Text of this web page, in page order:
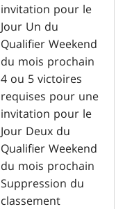
invitation pour le
Jour Un du
Qualifier Weekend
du mois prochain
4 ou 5 victoires
requises pour une
invitation pour le
Jour Deux du
Qualifier Weekend
du mois prochain
Suppression du
classement